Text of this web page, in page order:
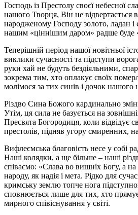
Господь із Престолу своєї небесної
нашого Творця, Він не відвертається
народженому Господу золото, ладан
нашим «ціннішим даром» радше буде
Теперішній період нашої новітньої
виклики сучасності та підступи
руки хай не будуть бездіяльними,
зокрема тим, хто оплакує своїх
молімося за тих синів і дочок нашого
Різдво Сина Божого кардинально
Утім, ця сила не базується на
Пресвята Богородиця, коли відвідує
престолів, підняв угору смиренних,
Вифлеємська благовість несе у собі
Наші колядки, а ще більше – наші
співаємо: «Слава во вишніх Богу, а
народу, як надія і мета. Рідко для
кримську землю топче нога
сповнюється лише для тих, хто
мирного співіснування у світі.